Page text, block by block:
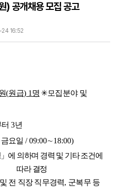
공개채용 모집 공고
16:52
(원급) 1 명 ✳모집분야 및
터3년
금요일 / 09:00∼18:00)
」 에 의하며 경력 및 기타 조건에
따라 결정
전 직장 직무경력, 군복무 등